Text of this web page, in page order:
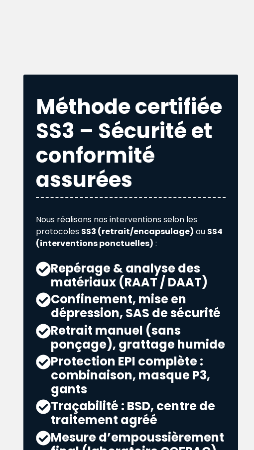
Méthode certifiée
SS3 – Sécurité et
conformité
assurées
Nous réalisons nos interventions selon les
protocoles SS3 (retrait/encapsulage) ou SS4
(interventions ponctuelles) :
Repérage & analyse des
matériaux (RAAT / DAAT)
Confinement, mise en
dépression, SAS de sécurité
Retrait manuel (sans
ponçage), grattage humide
Protection EPI complète :
combinaison, masque P3,
gants
Traçabilité : BSD, centre de
traitement agréé
Mesure d’empoussièrement